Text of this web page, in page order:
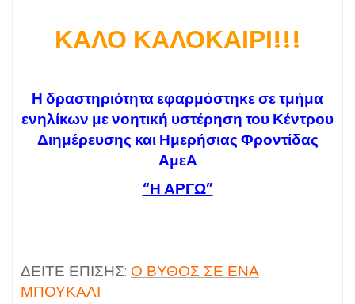
ΚΑΛΟ ΚΑΛΟΚΑΙΡΙ!!!
Η δραστηριότητα εφαρμόστηκε σε τμήμα
ενηλίκων με νοητική υστέρηση του Κέντρου
Διημέρευσης και Ημερήσιας Φροντίδας
ΑμεΑ
“Η ΑΡΓΩ”
ΔΕΙΤΕ ΕΠΙΣΗΣ: Ο ΒΥΘΟΣ ΣΕ ΕΝΑ
ΜΠΟΥΚΑΛΙ